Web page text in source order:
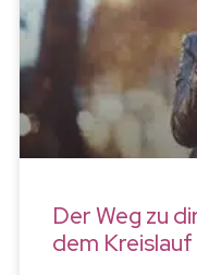
Der Weg zu
dem